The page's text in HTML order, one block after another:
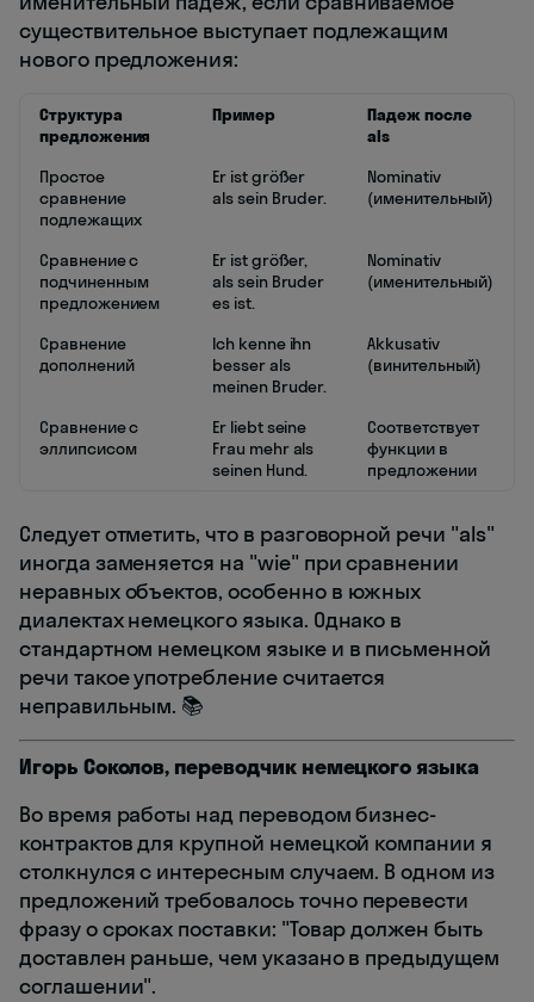
существительное выступает подлежащим
нового предложения:
Структура
предложения
Пример
Падеж после
als
Простое
сравнение
подлежащих
Er ist größer
als sein Bruder.
Nominativ
(именительный)
Сравнение с
подчиненным
предложением
Er ist größer,
als sein Bruder
es ist.
Nominativ
(именительный)
Сравнение
дополнений
Ich kenne ihn
besser als
meinen Bruder.
Akkusativ
(винительный)
Сравнение с
эллипсисом
Er liebt seine
Frau mehr als
seinen Hund.
Соответствует
функции в
предложении
Следует отметить, что в разговорной речи "als"
иногда заменяется на "wie" при сравнении
неравных объектов, особенно в южных
диалектах немецкого языка. Однако в
стандартном немецком языке и в письменной
речи такое употребление считается
неправильным. 📚
Игорь Соколов, переводчик немецкого языка
Во время работы над переводом бизнес-
контрактов для крупной немецкой компании я
столкнулся с интересным случаем. В одном из
предложений требовалось точно перевести
фразу о сроках поставки: "Товар должен быть
доставлен раньше, чем указано в предыдущем
соглашении".